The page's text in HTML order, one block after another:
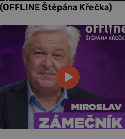
(OFFLINE Štěpána Křečka)